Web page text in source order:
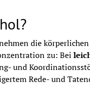
die
zu: Bei
und
Rede- und